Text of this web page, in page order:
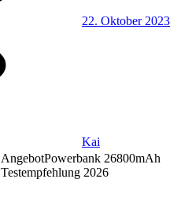
22. Oktober 2023
Kai
AngebotPowerbank 26800mAh
Testempfehlung 2026